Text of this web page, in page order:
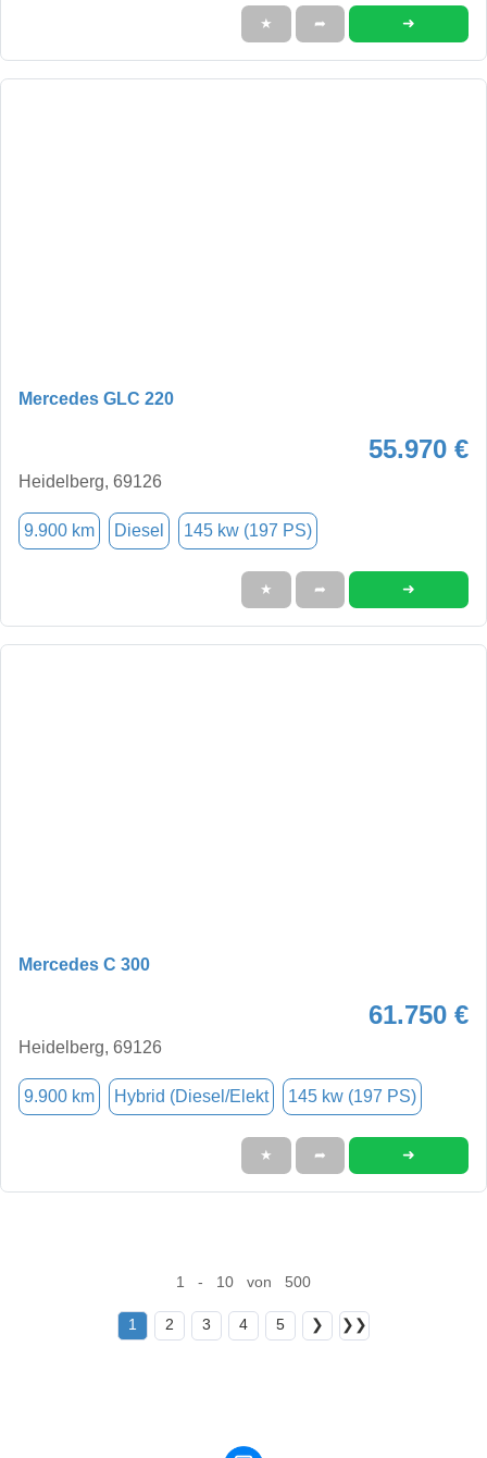
★ ➦ ➜
Mercedes GLC 220
55.970 €
Heidelberg, 69126
9.900 km Diesel 145 kw (197 PS)
★ ➦ ➜
Mercedes C 300
61.750 €
Heidelberg, 69126
9.900 km Hybrid (Diesel/Elekt 145 kw (197 PS)
★ ➦ ➜
1 - 10 von 500
1 2 3 4 5 ❯ ❯❯